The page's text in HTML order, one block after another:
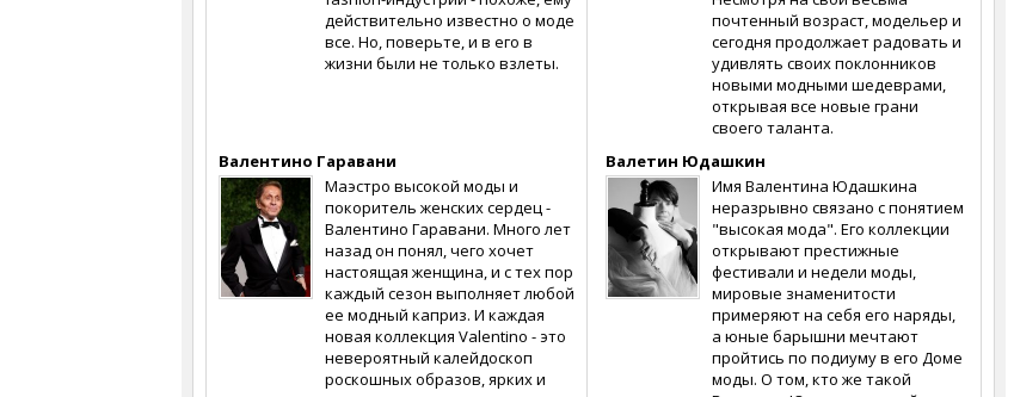
действительно известно о моде
все. Но, поверьте, и в его в
жизни были не только взлеты.
почтенный возраст, модельер и
сегодня продолжает радовать и
удивлять своих поклонников
новыми модными шедеврами,
открывая все новые грани
своего таланта.
Валентино Гаравани
Маэстро высокой моды и
покоритель женских сердец -
Валентино Гаравани. Много лет
назад он понял, чего хочет
настоящая женщина, и с тех пор
каждый сезон выполняет любой
ее модный каприз. И каждая
новая коллекция Valentino - это
невероятный калейдоскоп
роскошных образов, ярких и
Валетин Юдашкин
Имя Валентина Юдашкина
неразрывно связано с понятием
"высокая мода". Его коллекции
открывают престижные
фестивали и недели моды,
мировые знаменитости
примеряют на себя его наряды,
а юные барышни мечтают
пройтись по подиуму в его Доме
моды. О том, кто же такой